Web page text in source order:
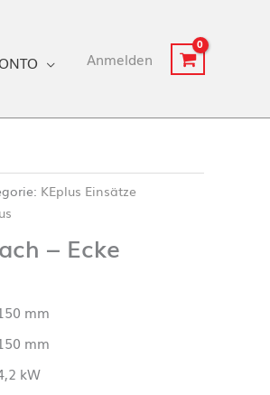
Anmelden
KEplus Einsätze
– Ecke
mm
mm
kW